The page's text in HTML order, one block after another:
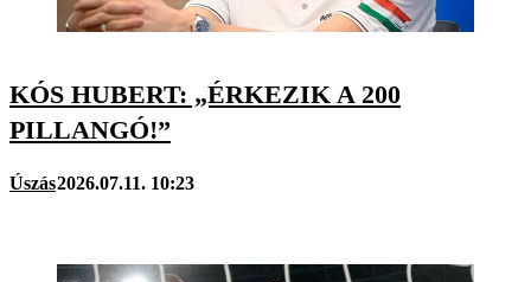
KÓS HUBERT: „ÉRKEZIK A 200
PILLANGÓ!”
Úszás2026.07.11. 10:23